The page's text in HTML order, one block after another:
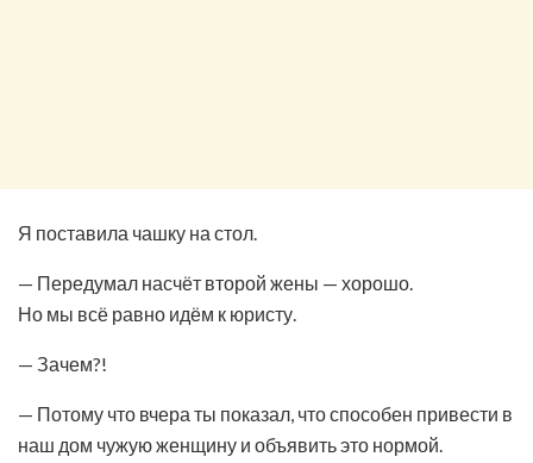
Я поставила чашку на стол.
— Передумал насчёт второй жены — хорошо.
Но мы всё равно идём к юристу.
— Зачем?!
— Потому что вчера ты показал, что способен привести в
наш дом чужую женщину и объявить это нормой.